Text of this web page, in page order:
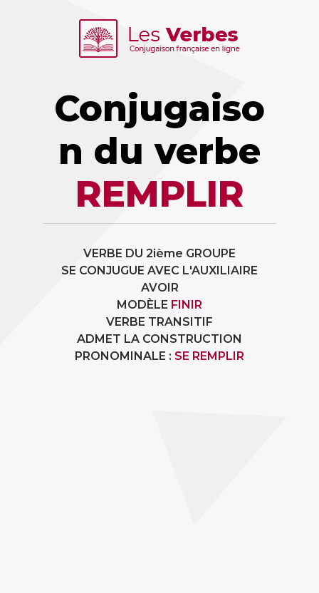
Conjugaiso
n du verbe
REMPLIR
VERBE DU 2ième GROUPE
SE CONJUGUE AVEC L'AUXILIAIRE
AVOIR
MODÈLE FINIR
VERBE TRANSITIF
ADMET LA CONSTRUCTION
PRONOMINALE : SE REMPLIR